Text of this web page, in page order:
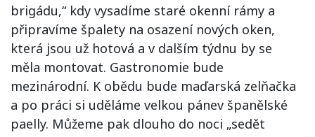
brigádu,“ kdy vysadíme staré okenní rámy a
připravíme špalety na osazení nových oken,
která jsou už hotová a v dalším týdnu by se
měla montovat. Gastronomie bude
mezinárodní. K obědu bude maďarská zelňačka
a po práci si uděláme velkou pánev španělské
paelly. Můžeme pak dlouho do noci „sedět